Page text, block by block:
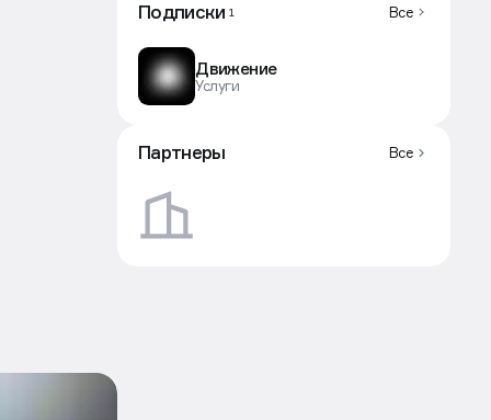
Подписки 1 Все
Движение
Услуги
Партнеры Все